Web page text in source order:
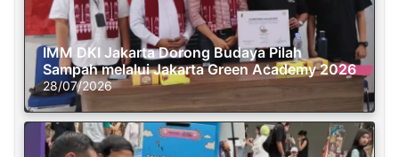
IMM DKI Jakarta Dorong Budaya Pilah
Sampah melalui Jakarta Green Academy 2026
28/07/2026